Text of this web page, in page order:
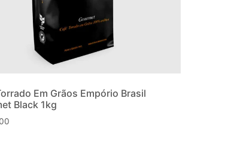
Em Grãos Empório Brasil
Black 1kg